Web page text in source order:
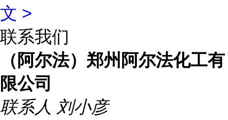
文 >
联系我们
（阿尔法）郑州阿尔法化工有
限公司
联系人 刘小彦